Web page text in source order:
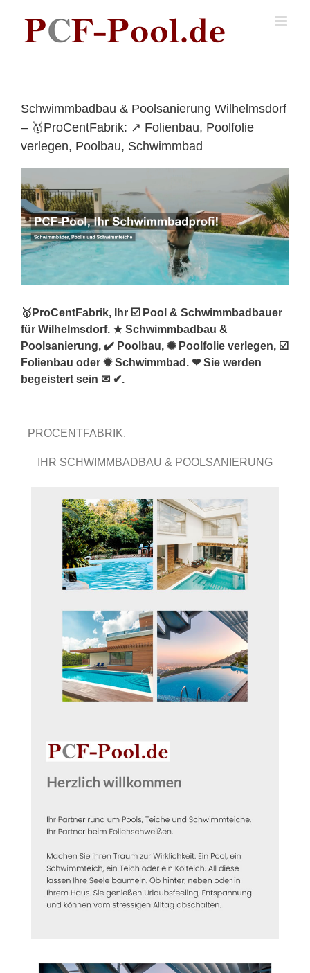
content
Schwimmbadbau & Poolsanierung Wilhelmsdorf
– 🥇ProCentFabrik: ↗️ Folienbau, Poolfolie
verlegen, Poolbau, Schwimmbad
🥇ProCentFabrik, Ihr ☑️ Pool & Schwimmbadbauer
für Wilhelmsdorf. ★ Schwimmbadbau &
Poolsanierung, ✔️ Poolbau, ✺ Poolfolie verlegen, ☑️
Folienbau oder ✹ Schwimmbad. ❤ Sie werden
begeistert sein ✉ ✔.
PROCENTFABRIK.
IHR SCHWIMMBADBAU & POOLSANIERUNG